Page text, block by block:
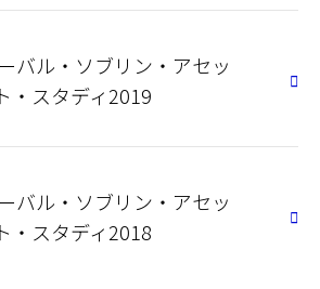
バル・ソブリン・アセッ
・スタディ2019
バル・ソブリン・アセッ
・スタディ2018